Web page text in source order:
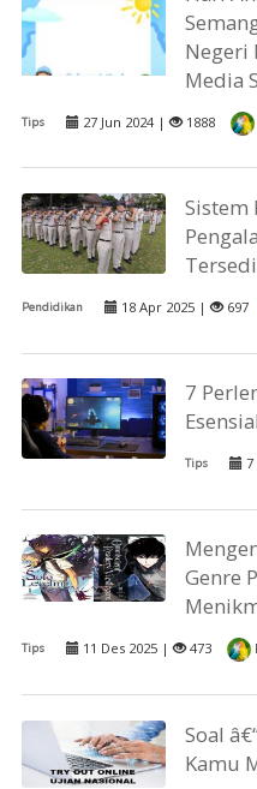
Negeri
Media
Tips 27 Jun 2024 | 1888
Sistem
Pendidikan 18 Apr 2025 | 697
7
Tips
Genre
Tips 11 Des 2025 | 473
Soal
Kamu